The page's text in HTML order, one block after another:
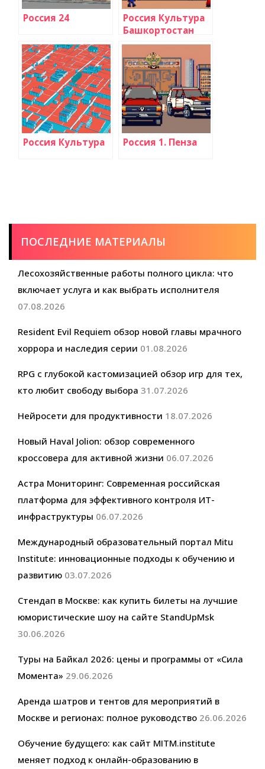
Россия 24
Россия Культура
Башкортостан
Россия Культура Россия 1. Пенза
ПОСЛЕДНИЕ МАТЕРИАЛЫ
Лесохозяйственные работы полного цикла: что
включает услуга и как выбрать исполнителя
07.08.2026
Resident Evil Requiem обзор новой главы мрачного
хоррора и наследия серии 01.08.2026
RPG с глубокой кастомизацией обзор игр для тех,
кто любит свободу выбора 31.07.2026
Нейросети для продуктивности 18.07.2026
Новый Haval Jolion: обзор современного
кроссовера для активной жизни 06.07.2026
Астра Мониторинг: Современная российская
платформа для эффективного контроля ИТ-
инфраструктуры 06.07.2026
Международный образовательный портал Mitu
Institute: инновационные подходы к обучению и
развитию 03.07.2026
Стендап в Москве: как купить билеты на лучшие
юмористические шоу на сайте StandUpMsk
30.06.2026
Туры на Байкал 2026: цены и программы от «Сила
Момента» 29.06.2026
Аренда шатров и тентов для мероприятий в
Москве и регионах: полное руководство 26.06.2026
Обучение будущего: как сайт MITM.institute
меняет подход к онлайн-образованию в